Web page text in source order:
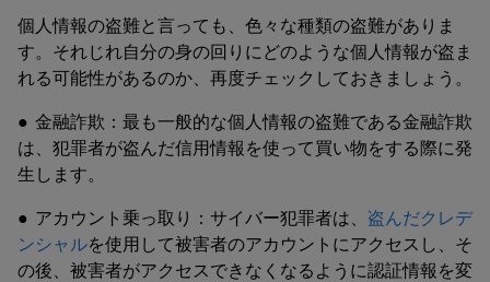
個人情報の盗難と言っても、色々な種類の盗難がありま
す。それじれ自分の身の回りにどのような個人情報が盗ま
れる可能性があるのか、再度チェックしておきましょう。
● 金融詐欺： 最も一般的な個人情報の盗難である金融詐欺
は、犯罪者が盗んだ信用情報を使って買い物をする際に発
生します。
● アカウント乗っ取り： サイバー犯罪者は、 盗んだクレデ
ンシャルを使用して被害者のアカウントにアクセスし、そ
の後、被害者がアクセスできなくなるように認証情報を変